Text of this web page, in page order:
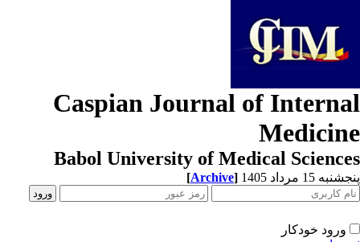
Caspian Journal of
Babol University of Medical
15 مرداد 1405 [Archive]
ورود خودکار